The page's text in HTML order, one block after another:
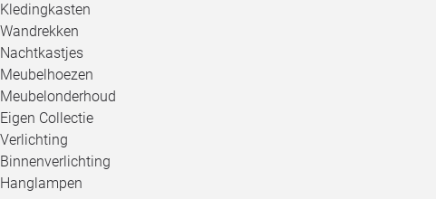
Kledingkasten
Wandrekken
Nachtkastjes
Meubelhoezen
Meubelonderhoud
Eigen Collectie
Verlichting
Binnenverlichting
Hanglampen